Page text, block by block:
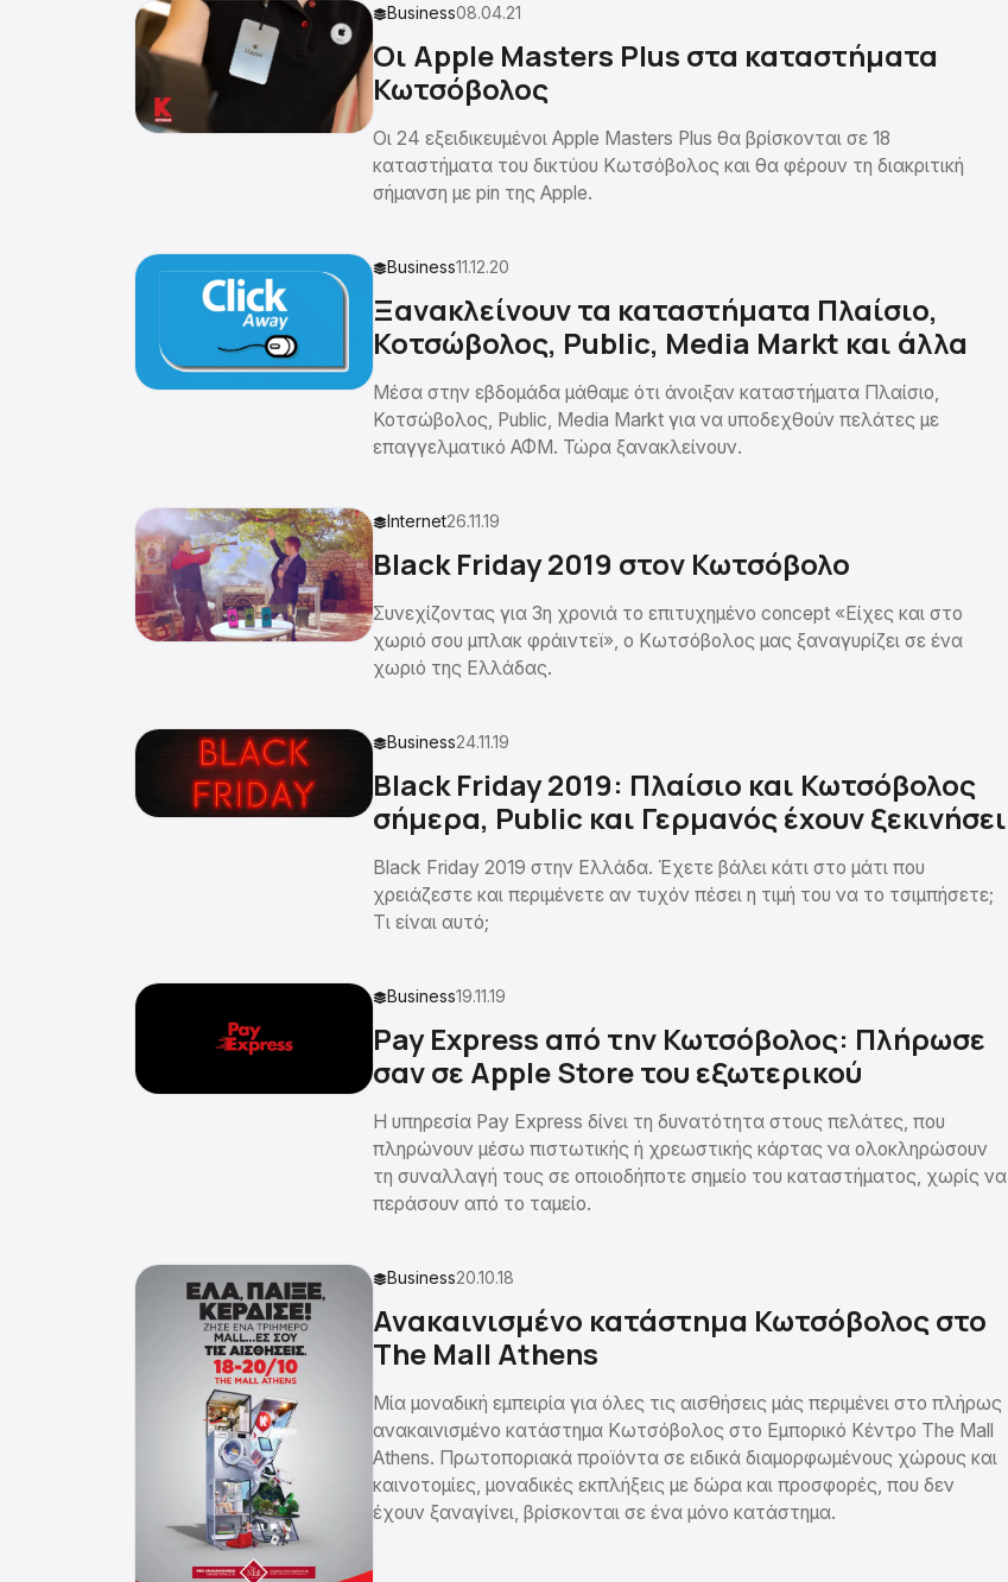
Business08.04.21
Οι Apple Masters Plus στα καταστήματα
Κωτσόβολος
Οι 24 εξειδικευμένοι Apple Masters Plus θα βρίσκονται σε 18
καταστήματα του δικτύου Κωτσόβολος και θα φέρουν τη διακριτική
σήμανση με pin της Apple.
Business11.12.20
Ξανακλείνουν τα καταστήματα Πλαίσιο,
Κοτσώβολος, Public, Media Markt και άλλα
Μέσα στην εβδομάδα μάθαμε ότι άνοιξαν καταστήματα Πλαίσιο,
Κοτσώβολος, Public, Media Markt για να υποδεχθούν πελάτες με
επαγγελματικό ΑΦΜ. Τώρα ξανακλείνουν.
Internet26.11.19
Black Friday 2019 στον Κωτσόβολο
Συνεχίζοντας για 3η χρονιά το επιτυχημένο concept «Είχες και στο
χωριό σου μπλακ φράιντεϊ», ο Κωτσόβολος μας ξαναγυρίζει σε ένα
χωριό της Ελλάδας.
Business24.11.19
Black Friday 2019: Πλαίσιο και Κωτσόβολος
σήμερα, Public και Γερμανός έχουν ξεκινήσει
Black Friday 2019 στην Ελλάδα. Έχετε βάλει κάτι στο μάτι που
χρειάζεστε και περιμένετε αν τυχόν πέσει η τιμή του να το τσιμπήσετε;
Τι είναι αυτό;
Business19.11.19
Pay Express από την Κωτσόβολος: Πλήρωσε
σαν σε Apple Store του εξωτερικού
Η υπηρεσία Pay Express δίνει τη δυνατότητα στους πελάτες, που
πληρώνουν μέσω πιστωτικής ή χρεωστικής κάρτας να ολοκληρώσουν
τη συναλλαγή τους σε οποιοδήποτε σημείο του καταστήματος, χωρίς να
περάσουν από το ταμείο.
Business20.10.18
Ανακαινισμένο κατάστημα Κωτσόβολος στο
The Mall Athens
Μία μοναδική εμπειρία για όλες τις αισθήσεις μάς περιμένει στο πλήρως
ανακαινισμένο κατάστημα Κωτσόβολος στο Εμπορικό Κέντρο The Mall
Athens. Πρωτοποριακά προϊόντα σε ειδικά διαμορφωμένους χώρους και
καινοτομίες, μοναδικές εκπλήξεις με δώρα και προσφορές, που δεν
έχουν ξαναγίνει, βρίσκονται σε ένα μόνο κατάστημα.